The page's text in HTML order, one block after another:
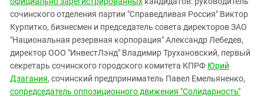
сочинского отделения партии "Справедливая Россия" Виктор
Курпитко, бизнесмен и председатель совета директоров ЗАО
"Национальная резервная корпорация" Александр Лебедев,
директор ООО "ИнвестЛэнд" Владимир Трухановский, первый
секретарь сочинского городского комитета КПРФ Юрий
Дзагания, сочинский предприниматель Павел Емельяненко,
сопредседатель оппозиционного движения "Солидарность"